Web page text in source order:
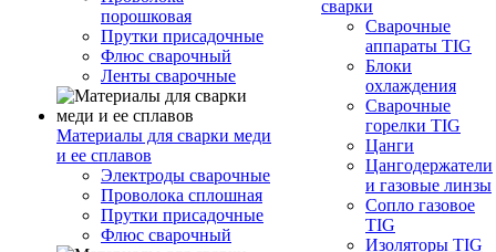
порошковая
Прутки присадочные
Флюс сварочный
Ленты сварочные
Материалы для сварки меди
и ее сплавов
Электроды сварочные
Проволока сплошная
Прутки присадочные
Флюс сварочный
сварки
Сварочные
аппараты TIG
Блоки
охлаждения
Сварочные
горелки TIG
Цанги
Цангодержатели
и газовые линзы
Сопло газовое
TIG
Изоляторы TIG